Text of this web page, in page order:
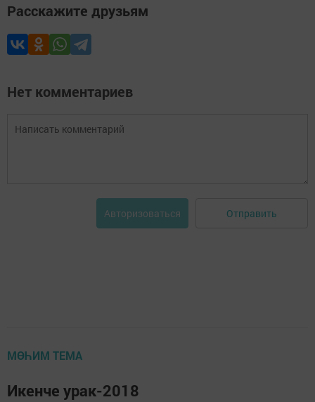
Расскажите друзьям
Нет комментариев
Авторизоваться Отправить
МӨҺИМ ТЕМА
Икенче урак-2018